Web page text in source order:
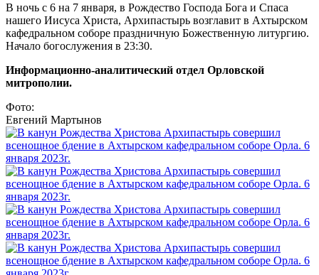
В ночь с 6 на 7 января, в Рождество Господа Бога и Спаса
нашего Иисуса Христа, Архипастырь возглавит в Ахтырском
кафедральном соборе праздничную Божественную литургию.
Начало богослужения в 23:30.
Информационно-аналитический отдел Орловской
митрополии.
Фото:
Евгений Мартынов